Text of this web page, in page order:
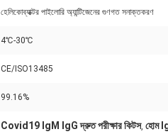
হেলিকোব্যাক্টর পাইলোরি অ্যান্টিজেনের গুণগত সনাক্তকরণ
4℃-30℃
CE/ISO13485
99.16%
Covid19 IgM IgG দ্রুত পরীক্ষার কিটস, হোম